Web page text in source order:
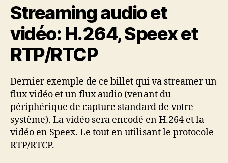
Streaming audio et
vidéo: H.264, Speex et
RTP/RTCP
Dernier exemple de ce billet qui va streamer un
flux vidéo et un flux audio (venant du
périphérique de capture standard de votre
système). La vidéo sera encodé en H.264 et la
vidéo en Speex. Le tout en utilisant le protocole
RTP/RTCP.